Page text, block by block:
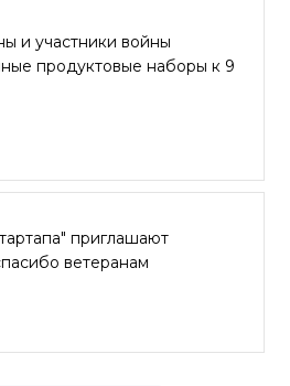
и участники войны
продуктовые наборы к 9
приглашают
ветеранам